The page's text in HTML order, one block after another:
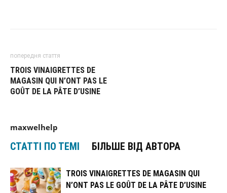
попередня стаття
TROIS VINAIGRETTES DE
MAGASIN QUI N’ONT PAS LE
GOÛT DE LA PÂTE D’USINE
maxwelhelp
СТАТТІ ПО ТЕМІ БІЛЬШЕ ВІД АВТОРА
TROIS VINAIGRETTES DE MAGASIN QUI
N’ONT PAS LE GOÛT DE LA PÂTE D’USINE